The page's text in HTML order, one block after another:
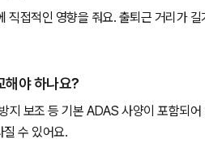
직접적인 영향을 줘요. 출퇴근 거리가
해야 하나요?
지 보조 등 기본 ADAS 사양이 포함되
질 수 있어요.